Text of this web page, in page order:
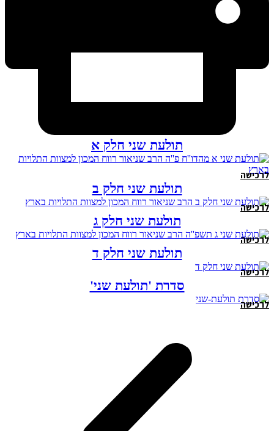
תולעת שני חלק א
לרכישה
תולעת שני חלק ב
לרכישה
תולעת שני חלק ג
לרכישה
תולעת שני חלק ד
לרכישה
סדרת 'תולעת שני'
לרכישה